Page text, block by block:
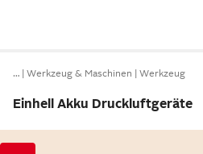
… Werkzeug & Maschinen Werkzeug
Einhell Akku Druckluftgeräte